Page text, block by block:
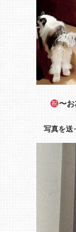
〜
写真を送